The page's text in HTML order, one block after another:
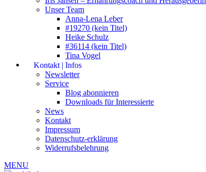
Unser Team
Anna-Lena Leber
#19270 (kein Titel)
Heike Schulz
#36114 (kein Titel)
Tina Vogel
Kontakt | Infos
Newsletter
Service
Blog abonnieren
Downloads für Interessierte
News
Kontakt
Impressum
Datenschutz-erklärung
Widerrufsbelehrung
MENU